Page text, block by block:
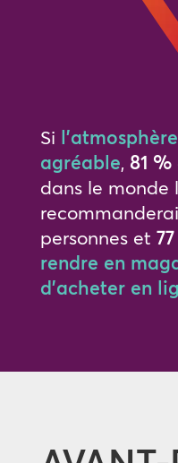
Si
agréable, 81 %
dans le monde
personnes et
rendre en
d’acheter en